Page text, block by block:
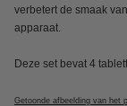
verbetert de smaak
apparaat.
Deze set bevat 4
Getoonde afbeelding van het